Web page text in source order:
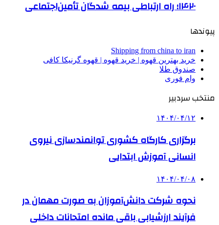
۱۴۲۰؛ راه ارتباطی بیمه شدگان تأمین‌اجتماعی
پیوندها
Shipping from china to iran
خرید بهترین قهوه | خرید قهوه | قهوه گرنیکا کافی
صندوق طلا
وام فوری
منتخب سردبیر
۱۴۰۴/۰۴/۱۲
برگزاری کارگاه کشوری توانمندسازی نیروی
انسانی آموزش ابتدایی
۱۴۰۴/۰۴/۰۸
نحوه شرکت دانش‌آموزان به صورت مهمان در
فرآیند ارزشیابی باقی مانده امتحانات داخلی